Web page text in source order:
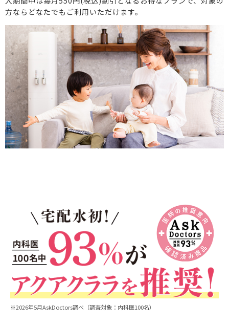
方ならどなたでもご利用いただけます。
※2026年5月AskDoctors調べ（調査対象：内科医100名）